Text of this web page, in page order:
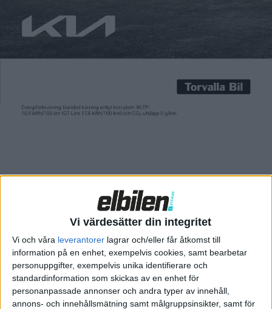
Vi värdesätter din integritet
Vi och våra leverantorer lagrar och/eller får åtkomst till
information på en enhet, exempelvis cookies, samt bearbetar
personuppgifter, exempelvis unika identifierare och
standardinformation som skickas av en enhet för
personanpassade annonser och andra typer av innehåll,
annons- och innehållsmätning samt målgruppsinsikter, samt för
år 2050. Det framgår av en ny rapport från International
Council on Clean Transportation (ICCT) som belyser de direkta
En accelererad global övergång till eldrivna fordon har
Enligt en ny studie från ICCT, organisationen som tidigare
avslöjade Volkswagens avgasskandal, orsakar utsläpp från
förbränningsmotorer i dagsläget ett dödsfall var 45:e sekund
globalt. Under år 2024 ledde utsläpp av finpartikulära
föroreningar, ozon och kvävedioxid från trafiken till omkring
700 000 förtida dödsfall och 250 000 nya fall av barnastma
världen över, rapporterarElectrek.